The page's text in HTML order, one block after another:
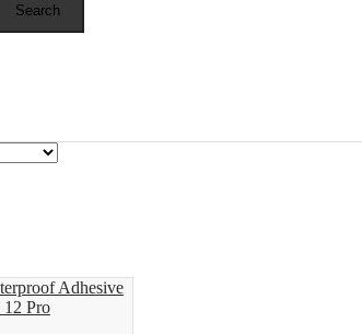
Search